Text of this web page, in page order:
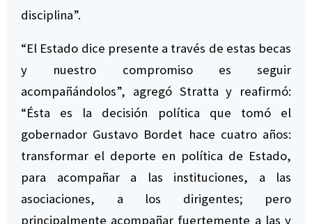
disciplina”.
“El Estado dice presente a través de estas becas
y nuestro compromiso es seguir
acompañándolos”, agregó Stratta y reafirmó:
“Ésta es la decisión política que tomó el
gobernador Gustavo Bordet hace cuatro años:
transformar el deporte en política de Estado,
para acompañar a las instituciones, a las
asociaciones, a los dirigentes; pero
principalmente acompañar fuertemente a las y